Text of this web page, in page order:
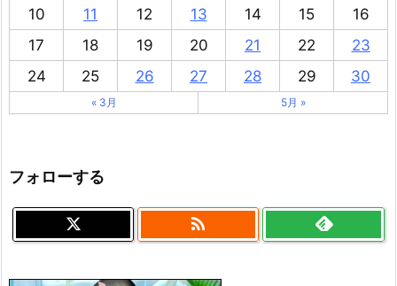
10
11 12 13 14 15
16
17
18 19 20 21 22
23
24
25 26 27 28 29 30
« 3月 5月 »
フォローする
